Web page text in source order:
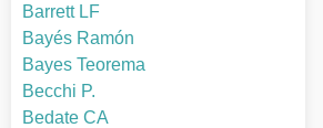
Barrett LF
Bayés Ramón
Bayes Teorema
Becchi P.
Bedate CA